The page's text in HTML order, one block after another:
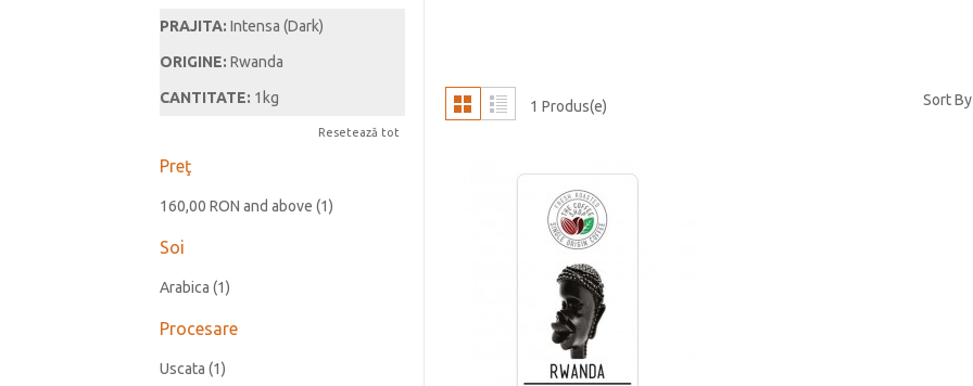
1 Produs(e) Sort By
PRAJITA: Intensa (Dark)
ORIGINE: Rwanda
CANTITATE: 1kg
Resetează tot
Preţ
160,00 RON and above (1)
Soi
Arabica (1)
Procesare
Uscata (1)